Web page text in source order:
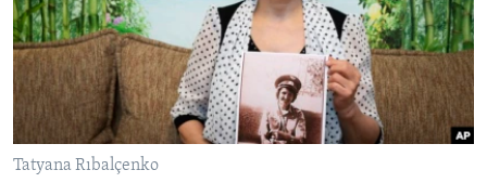
BIZI IZLƏYIN
Dillər
Tatyana Rıbalçenko